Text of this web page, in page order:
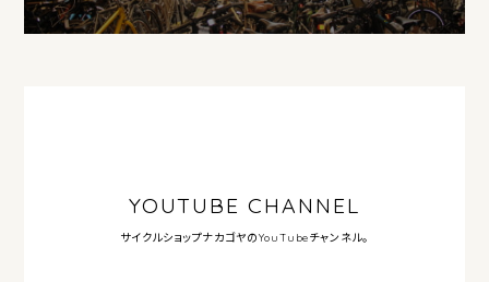
YOUTUBE CHANNEL
サイクルショップナカゴヤのYouTubeチャンネル。